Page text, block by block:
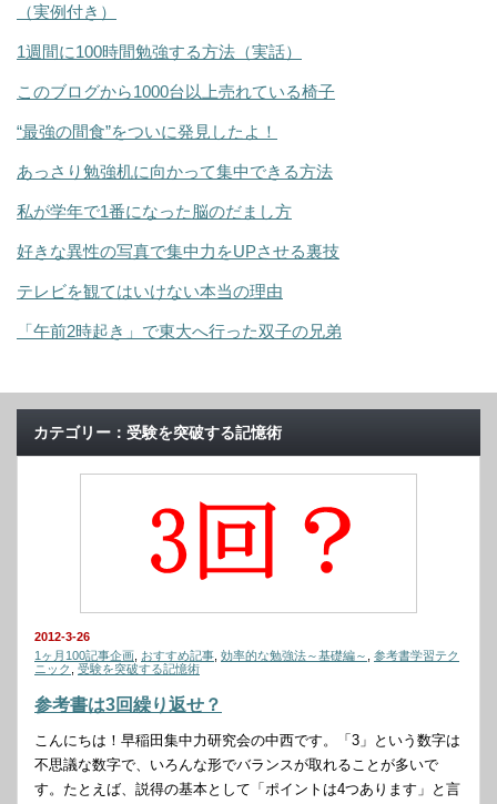
（実例付き）
1週間に100時間勉強する方法（実話）
このブログから1000台以上売れている椅子
“最強の間食”をついに発見したよ！
あっさり勉強机に向かって集中できる方法
私が学年で1番になった脳のだまし方
好きな異性の写真で集中力をUPさせる裏技
テレビを観てはいけない本当の理由
「午前2時起き」で東大へ行った双子の兄弟
カテゴリー：受験を突破する記憶術
2012-3-26
1ヶ月100記事企画 おすすめ記事 効率的な勉強法～基礎編～
参考書学習テク
ニック
受験を突破する記憶術
参考書は3回繰り返せ？
こんにちは！早稲田集中力研究会の中西です。「3」という数字は
不思議な数字で、いろんな形でバランスが取れることが多いで
す。たとえば、説得の基本として「ポイントは4つあります」と言